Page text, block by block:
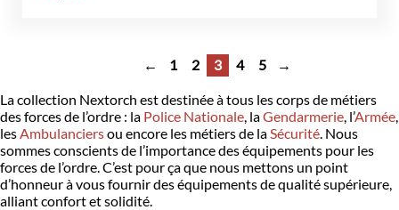
← 1 2 3 4 5 →
La collection Nextorch est destinée à tous les corps de métiers
des forces de l’ordre : la Police Nationale, laGendarmerie, l’Armée,
lesAmbulanciersou encore les métiers de laSécurité. Nous
sommes conscients de l’importance des équipements pour les
forces de l’ordre. C’est pour ça que nous mettons un point
d’honneur à vous fournir des équipements de qualité supérieure,
alliant confort et solidité.